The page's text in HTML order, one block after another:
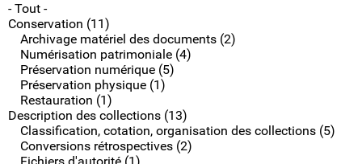
- Tout -
Conservation (11)
Archivage matériel des documents (2)
Numérisation patrimoniale (4)
Préservation numérique (5)
Préservation physique (1)
Restauration (1)
Description des collections (13)
Classification, cotation, organisation des collections (5)
Conversions rétrospectives (2)